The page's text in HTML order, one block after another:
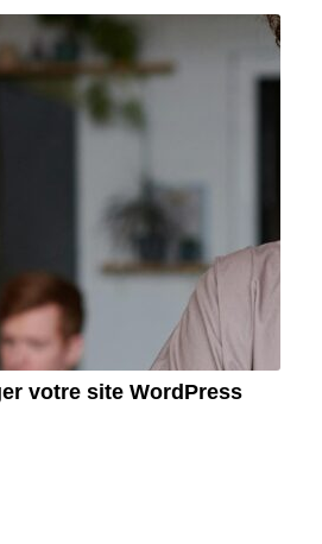
votre site WordPress